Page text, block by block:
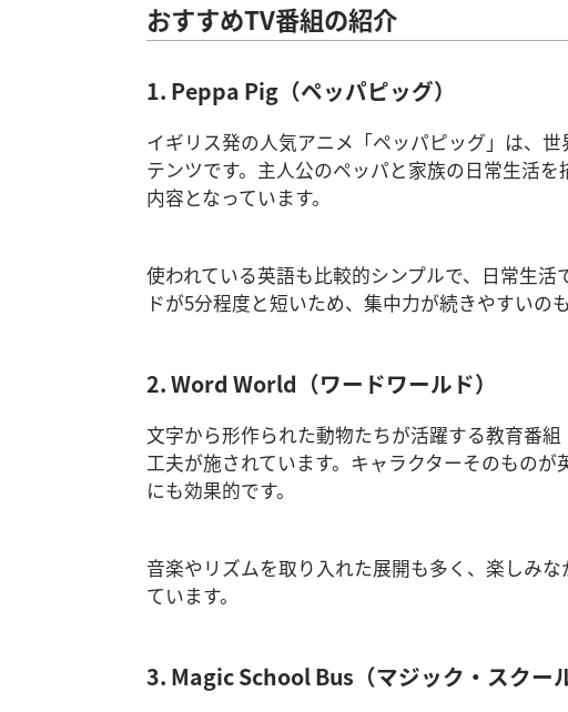
おすすめTV番組の紹介
1. Peppa Pig（ペッパピッグ）
イギリス発の人気アニメ「ペッパピッグ」は、
テンツです。主人公のペッパと家族の日常生活
内容となっています。
使われている英語も比較的シンプルで、日常生
ドが5分程度と短いため、集中力が続きやすいのも
2. Word World（ワードワールド）
文字から形作られた動物たちが活躍する教育番
工夫が施されています。キャラクターそのもの
にも効果的です。
音楽やリズムを取り入れた展開も多く、楽しみ
ています。
3. Magic School Bus（マジック・スクー